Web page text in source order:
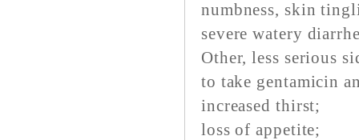
numbness, skin
severe watery
Other, less serious
to take gentamicin
increased thirst;
loss of appetite;